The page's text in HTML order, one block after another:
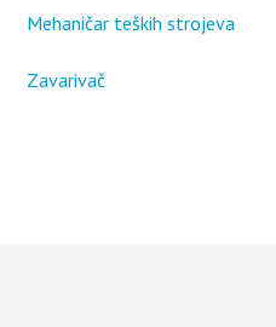
Mehaničar teških strojeva
Zavarivač